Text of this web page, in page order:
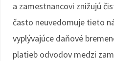
a zamestnancovi znižujú
často neuvedomuje tieto
vyplývajúce daňové
platieb odvodov medzi